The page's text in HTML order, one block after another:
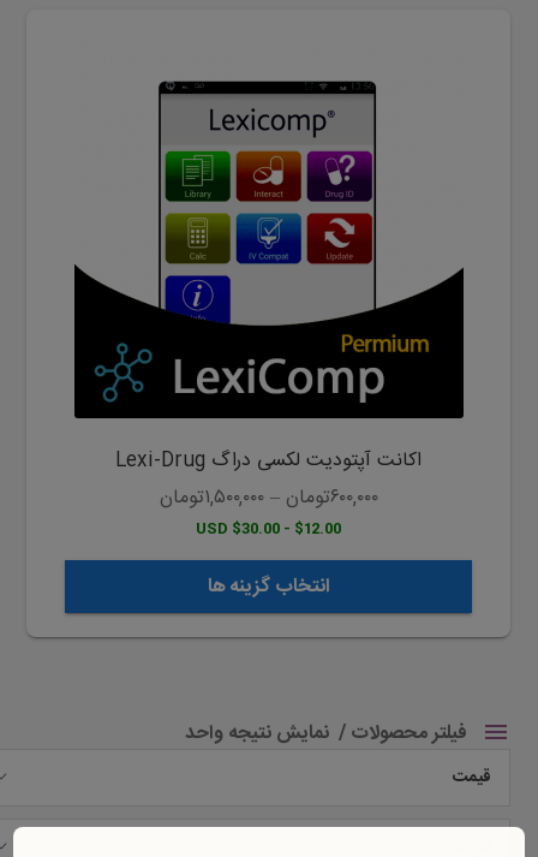
اکانت آپتودیت لکسی دراگ Lexi-Drug
۶۰۰,۰۰۰تومان –۱,۵۰۰,۰۰۰تومان
$12.00 - $30.00 USD
انتخاب گزینه ها
ها
انتخاب
فیلتر محصولات نمایش نتیجه واحد
قیمت